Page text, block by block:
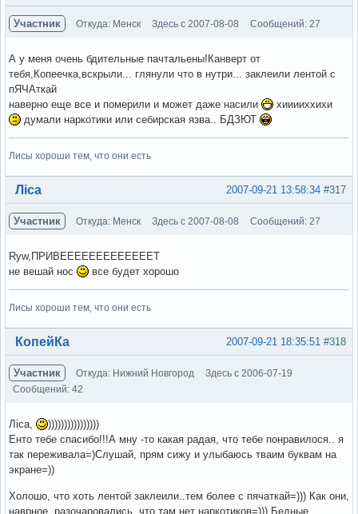
Участник Откуда: Менск Здесь с 2007-08-08 Сообщений: 27
А у меня очень бдительные пачтальены!Канверт от
тебя,Копеечка,вскрыли... глянули что в нутри... заклеили лентой с
пЯЧАткай
наверно еще все и померили и может даже насили
хииииххихи
думали наркотики или себирская язва.. БДЗЮТ
Лисы хороши тем, что они есть
Вне форума #317
2007-09-21 13:58:34
Ліса
Участник Откуда: Менск Здесь с 2007-08-08 Сообщений: 27
Ryw,ПРИВЕЕЕЕЕЕЕЕЕЕЕЕЕТ
не вешай нос
все будет хорошо
Лисы хороши тем, что они есть
Вне форума #318
2007-09-21 18:35:51
КопейКа
Участник Откуда: Нижний Новгород
Здесь с 2006-07-19
Сообщений: 42
Лiса,
))))))))))))))))
Енто тебе спасибо!!!А мну -то какая радая, что тебе понравилося.. я
так переживала=)Слушай, прям сижу и улыбаюсь тваим буквам на
экране=))
Холошо, что хоть лентой заклеили..тем более с пячаткай=))) Как они,
наврное, разочаровались, что там нет наркотиков=))) Бедные